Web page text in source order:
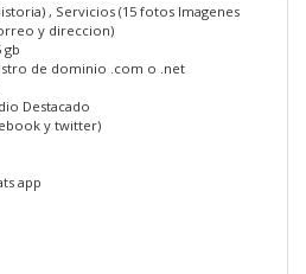
, Servicios (15 fotos Imagenes
y direccion)
gb
de dominio .com o .net
Destacado
y twitter)
app